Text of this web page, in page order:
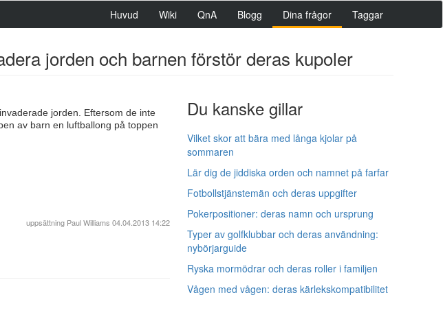
Huvud Wiki QnA Blogg Dina frågor Taggar
jorden och barnen förstör deras kupoler
Du kanske gillar
Vilket skor att bära med långa kjolar på
sommaren
Lär dig de jiddiska orden och namnet på farfar
Fotbollstjänstemän och deras uppgifter
Pokerpositioner: deras namn och ursprung
Typer av golfklubbar och deras användning:
nybörjarguide
Ryska mormödrar och deras roller i familjen
Vågen med vågen: deras kärlekskompatibilitet
jorden. Eftersom de inte
av barn en luftballong på toppen
uppsättning Paul Williams 04.04.2013 14:22